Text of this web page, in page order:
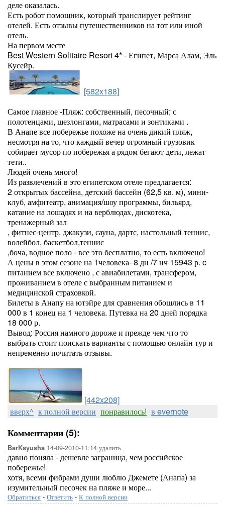
деле оказалась.
Есть робот помощник, который транслирует рейтинг
отелей. Есть отзывы путешественииков на тот или иной
отель.
На первом месте
Best Western Solitaire Resort 4* - Египет, Марса Алам, Эль
Кусейр.
[582x188]
Самое главное -Пляж: собственный, песочный; с
полотенцами, шезлонгами, матрасами и зонтиками .
В Анапе все побережье похоже на очень дикий пляж,
несмотря на то, что каждый вечер огромный грузовик
собирает мусор по побережья а рядом бегают дети, лежат
тети..
Людей очень много!
Из развлечений в это египетском отеле предлагается:
2 открытых бассейна, детский бассейн (62,5 кв. м), мини-
клуб, амфитеатр, анимация/шоу программы, бильярд,
катание на лошадях и на верблюдах, дискотека,
тренажерный зал
, фитнес-центр, джакузи, сауна, дартс, настольный теннис,
волейбол, баскетбол,теннис
,боча, водное поло - все это бесплатно, то есть включено!
А цены в этом сезоне на 1человека- 8 дн /7 нч 15943 р. c
питанием все включено , с авиабилетами, трансфером,
проживанием в отеле с выбранным питанием и
медицинской страховкой.
Билеты в Анапу на ютэйре для сравнения обошлись в 11
000 в 1 конец на 1 человека. Путевка на 20 дней порядка
18 000 р.
Вывод: Россия намного дороже и прежде чем что то
выбрать стоит поискать варианты с помощью онлайн тур и
непременно почитать отзывы.
[442x208]
вверх^ к полной версии понравилось! в evernote
Комментарии (5):
BarKsyusha 14-09-2010-11:14 удалить
давно поняла - дешевле заграница, чем российское
побережье!
хотя, всеми фибрами души люблю Джемете (Анапа) за
изумительный песочек на пляже и море...
Обратиться - Ответить - К полной версии